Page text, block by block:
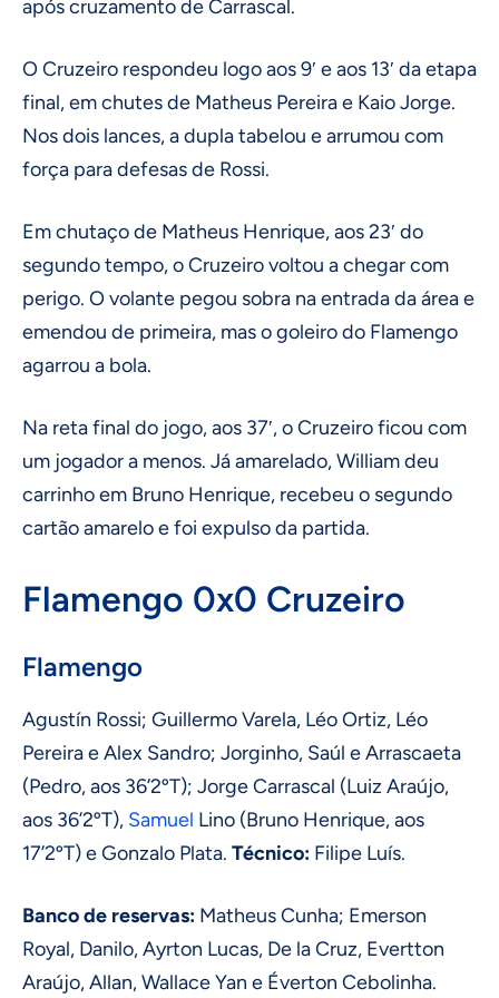
após cruzamento de Carrascal.
O Cruzeiro respondeu logo aos 9′ e aos 13′ da etapa
final, em chutes de Matheus Pereira e Kaio Jorge.
Nos dois lances, a dupla tabelou e arrumou com
força para defesas de Rossi.
Em chutaço de Matheus Henrique, aos 23′ do
segundo tempo, o Cruzeiro voltou a chegar com
perigo. O volante pegou sobra na entrada da área e
emendou de primeira, mas o goleiro do Flamengo
agarrou a bola.
Na reta final do jogo, aos 37′, o Cruzeiro ficou com
um jogador a menos. Já amarelado, William deu
carrinho em Bruno Henrique, recebeu o segundo
cartão amarelo e foi expulso da partida.
Flamengo 0x0 Cruzeiro
Flamengo
Agustín Rossi; Guillermo Varela, Léo Ortiz, Léo
Pereira e Alex Sandro; Jorginho, Saúl e Arrascaeta
(Pedro, aos 36’2ºT); Jorge Carrascal (Luiz Araújo,
aos 36’2ºT), Samuel Lino (Bruno Henrique, aos
17’2ºT) e Gonzalo Plata. Técnico: Filipe Luís.
Banco de reservas: Matheus Cunha; Emerson
Royal, Danilo, Ayrton Lucas, De la Cruz, Evertton
Araújo, Allan, Wallace Yan e Éverton Cebolinha.